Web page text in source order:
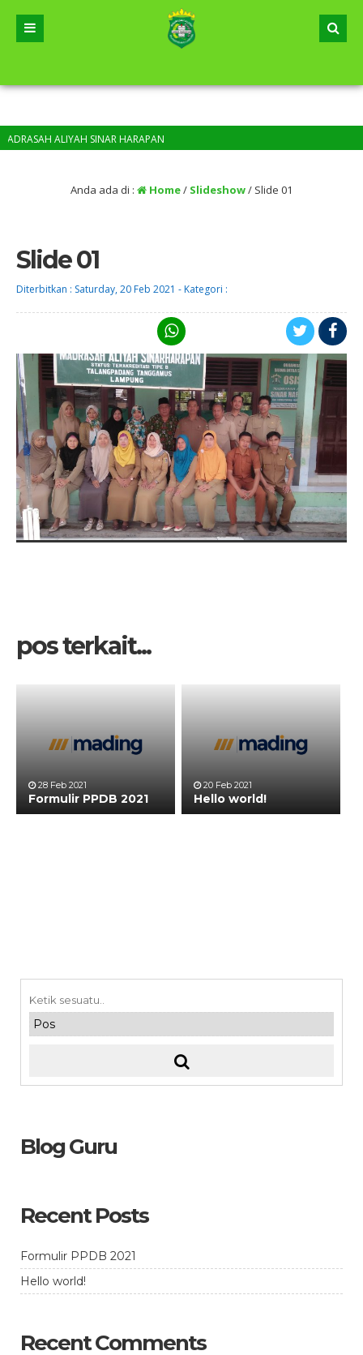
ALIYAH SINAR HARAPAN
Anda ada di : Home/ Slideshow/ Slide 01
Slide 01
Diterbitkan : Saturday, 20 Feb 2021 - Kategori :
pos terkait...
28 Feb 2021
Formulir PPDB 2021
20 Feb 2021
Hello world!
Blog Guru
Recent Posts
Formulir PPDB 2021
Hello world!
Recent Comments